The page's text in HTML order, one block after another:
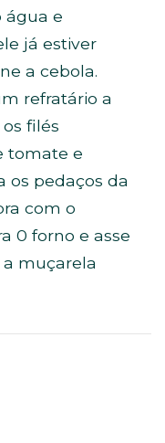
água e
já estiver
a cebola.
refratário a
filés
tomate e
os pedaços da
com o
0 forno e asse
muçarela